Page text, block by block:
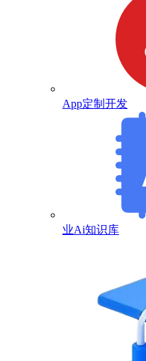
App定制开发
业Ai知识库